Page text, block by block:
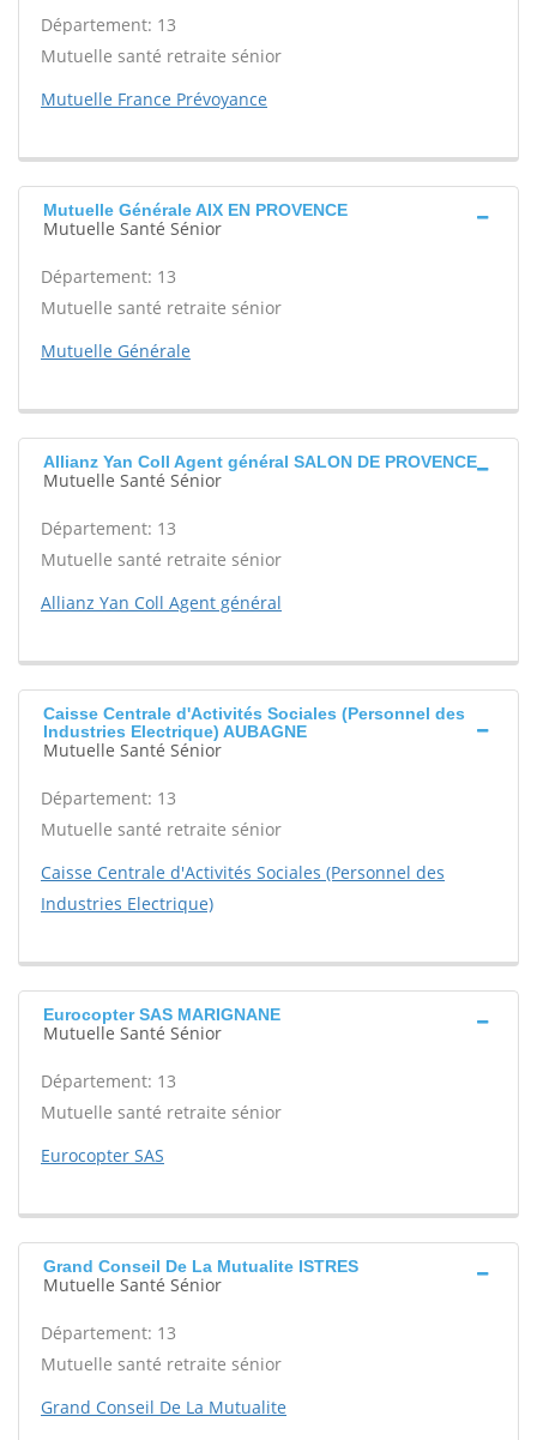
Département: 13
Mutuelle santé retraite sénior
Mutuelle France Prévoyance
Mutuelle Générale AIX EN PROVENCE
Mutuelle Santé Sénior
Département: 13
Mutuelle santé retraite sénior
Mutuelle Générale
Allianz Yan Coll Agent général SALON DE PROVENCE
Mutuelle Santé Sénior
Département: 13
Mutuelle santé retraite sénior
Allianz Yan Coll Agent général
Caisse Centrale d'Activités Sociales (Personnel des
Industries Electrique) AUBAGNE
Mutuelle Santé Sénior
Département: 13
Mutuelle santé retraite sénior
Caisse Centrale d'Activités Sociales (Personnel des
Industries Electrique)
Eurocopter SAS MARIGNANE
Mutuelle Santé Sénior
Département: 13
Mutuelle santé retraite sénior
Eurocopter SAS
Grand Conseil De La Mutualite ISTRES
Mutuelle Santé Sénior
Département: 13
Mutuelle santé retraite sénior
Grand Conseil De La Mutualite